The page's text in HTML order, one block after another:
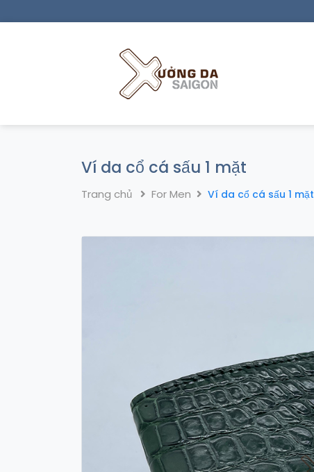
Ví da cổ cá sấu 1 mặt
Trang chủ For Men Ví da cổ cá sấu 1 mặt